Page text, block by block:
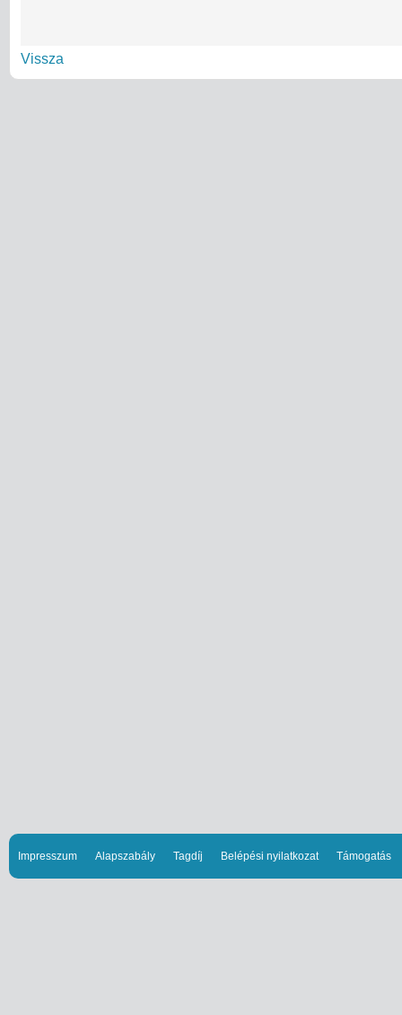
Vissza
Impresszum Alapszabály Tagdíj Belépési nyilatkozat Támogatás